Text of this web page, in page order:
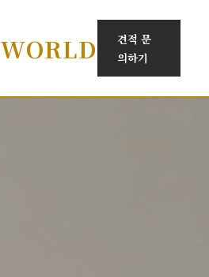
WORLD
견적 문
의하기